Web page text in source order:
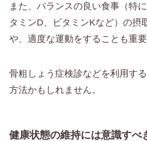
また、バランスの良い食事（特
タミンD、ビタミンKなど）の摂
や、適度な運動をすることも重要
骨粗しょう症検診などを利用す
方法かもしれません。
健康状態の維持には意識すべ